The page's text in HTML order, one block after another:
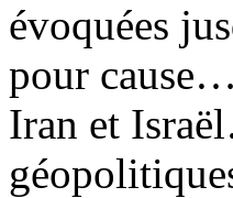
évoquées
pour cause…
Iran et